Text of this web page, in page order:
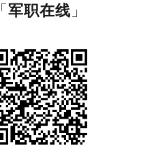
「军职在线 」